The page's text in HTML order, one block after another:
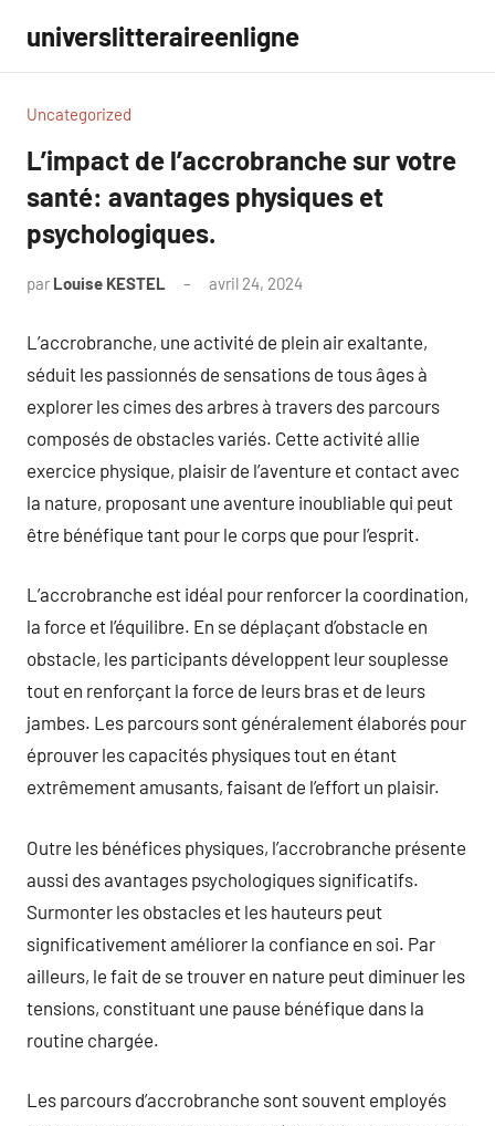
contenu
universlitteraireenligne
Uncategorized
L’impact de l’accrobranche sur votre
santé: avantages physiques et
psychologiques.
par Louise KESTEL avril 24, 2024
L’accrobranche, une activité de plein air exaltante,
séduit les passionnés de sensations de tous âges à
explorer les cimes des arbres à travers des parcours
composés de obstacles variés. Cette activité allie
exercice physique, plaisir de l’aventure et contact avec
la nature, proposant une aventure inoubliable qui peut
être bénéfique tant pour le corps que pour l’esprit.
L’accrobranche est idéal pour renforcer la coordination,
la force et l’équilibre. En se déplaçant d’obstacle en
obstacle, les participants développent leur souplesse
tout en renforçant la force de leurs bras et de leurs
jambes. Les parcours sont généralement élaborés pour
éprouver les capacités physiques tout en étant
extrêmement amusants, faisant de l’effort un plaisir.
Outre les bénéfices physiques, l’accrobranche présente
aussi des avantages psychologiques significatifs.
Surmonter les obstacles et les hauteurs peut
significativement améliorer la confiance en soi. Par
ailleurs, le fait de se trouver en nature peut diminuer les
tensions, constituant une pause bénéfique dans la
routine chargée.
Les parcours d’accrobranche sont souvent employés